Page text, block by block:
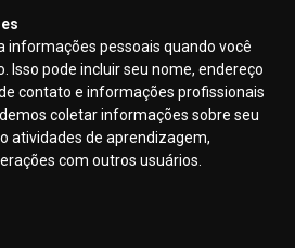
informações pessoais quando você
Isso pode incluir seu nome, endereço
contato e informações profissionais
coletar informações sobre seu
atividades de aprendizagem,
com outros usuários.